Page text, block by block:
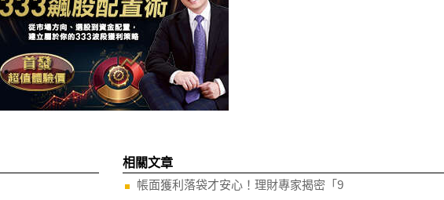
相關文章
帳面獲利落袋才安心！理財專家揭密「9